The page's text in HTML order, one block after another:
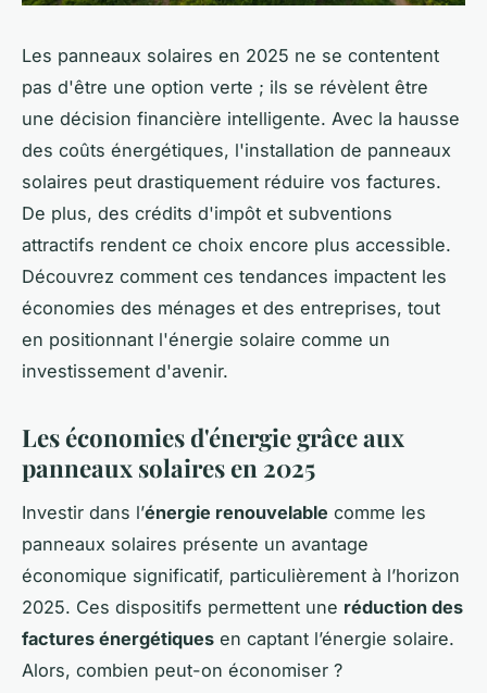
Les panneaux solaires en 2025 ne se contentent
pas d'être une option verte ; ils se révèlent être
une décision financière intelligente. Avec la hausse
des coûts énergétiques, l'installation de panneaux
solaires peut drastiquement réduire vos factures.
De plus, des crédits d'impôt et subventions
attractifs rendent ce choix encore plus accessible.
Découvrez comment ces tendances impactent les
économies des ménages et des entreprises, tout
en positionnant l'énergie solaire comme un
investissement d'avenir.
Les économies d'énergie grâce aux
panneaux solaires en 2025
Investir dans l’énergie renouvelable comme les
panneaux solaires présente un avantage
économique significatif, particulièrement à l’horizon
2025. Ces dispositifs permettent une réduction des
factures énergétiques en captant l’énergie solaire.
Alors, combien peut-on économiser ?